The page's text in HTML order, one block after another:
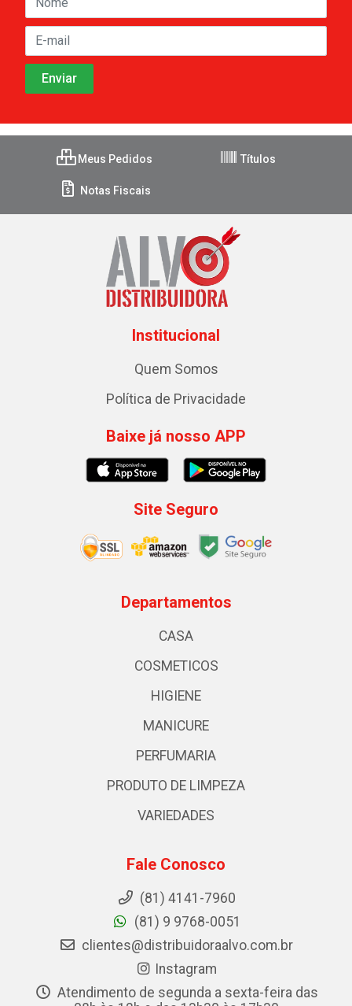
Meus Pedidos Títulos
Notas Fiscais
Institucional
Quem Somos
Política de Privacidade
Baixe já nosso APP
Site Seguro
Departamentos
CASA
COSMETICOS
HIGIENE
MANICURE
PERFUMARIA
PRODUTO DE LIMPEZA
VARIEDADES
Fale Conosco
(81) 4141-7960
(81) 9 9768-0051
clientes@distribuidoraalvo.com.br
Instagram
Atendimento de segunda a sexta-feira das